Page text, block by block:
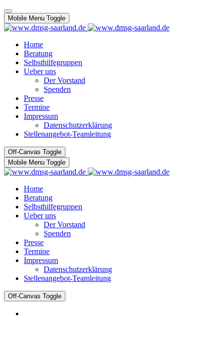
Mobile Menu Toggle
Home
Beratung
Selbsthilfegruppen
Ueber uns
Der Vorstand
Spenden
Presse
Termine
Impressum
Datenschutzerklärung
Stellenangebot-Teamleitung
Off-Canvas Toggle
Mobile Menu Toggle
Home
Beratung
Selbsthilfegruppen
Ueber uns
Der Vorstand
Spenden
Presse
Termine
Impressum
Datenschutzerklärung
Stellenangebot-Teamleitung
Off-Canvas Toggle